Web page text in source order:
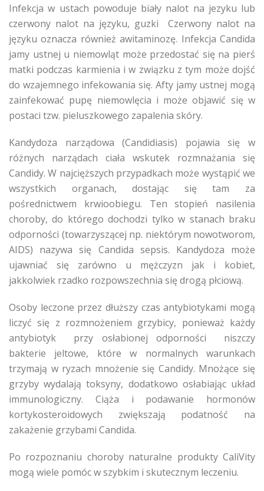
Infekcja w ustach powoduje biały nalot na jezyku lub
czerwony nalot na języku, guzki Czerwony nalot na
języku oznacza również awitaminozę. Infekcja Candida
jamy ustnej u niemowląt może przedostać się na pierś
matki podczas karmienia i w związku z tym może dojść
do wzajemnego infekowania się. Afty jamy ustnej mogą
zainfekować pupę niemowlęcia i może objawić się w
postaci tzw. pieluszkowego zapalenia skóry.
Kandydoza narządowa (Candidiasis) pojawia się w
różnych narządach ciała wskutek rozmnażania się
Candidy. W najcięższych przypadkach może wystąpić we
wszystkich organach, dostając się tam za
pośrednictwem krwioobiegu. Ten stopień nasilenia
choroby, do którego dochodzi tylko w stanach braku
odporności (towarzyszącej np. niektórym nowotworom,
AIDS) nazywa się Candida sepsis. Kandydoza może
ujawniać się zarówno u mężczyzn jak i kobiet,
jakkolwiek rzadko rozpowszechnia się drogą płciową.
Osoby leczone przez dłuższy czas antybiotykami mogą
liczyć się z rozmnożeniem grzybicy, ponieważ każdy
antybiotyk przy osłabionej odporności niszczy
bakterie jeltowe, które w normalnych warunkach
trzymają w ryzach mnożenie się Candidy. Mnożące się
grzyby wydalają toksyny, dodatkowo osłabiając układ
immunologiczny. Ciąża i podawanie hormonów
kortykosteroidowych zwiększają podatność na
zakażenie grzybami Candida.
Po rozpoznaniu choroby naturalne produkty CaliVity
mogą wiele pomóc w szybkim i skutecznym leczeniu.